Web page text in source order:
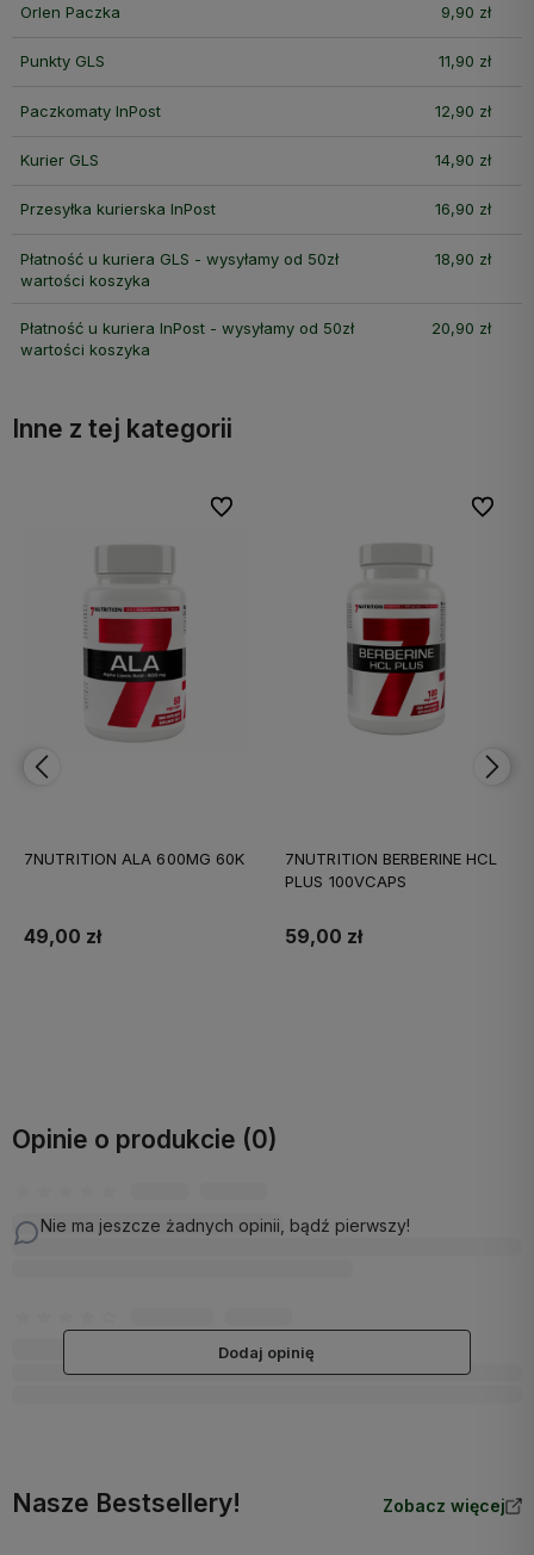
Orlen Paczka 9,90 zł
Punkty GLS 11,90 zł
Paczkomaty InPost 12,90 zł
Kurier GLS 14,90 zł
Przesyłka kurierska InPost 16,90 zł
Płatność u kuriera GLS - wysyłamy od 50zł
wartości koszyka
18,90 zł
Płatność u kuriera InPost - wysyłamy od 50zł
wartości koszyka
20,90 zł
Inne z tej kategorii
7NUTRITION ALA 600MG 60K
49,00 zł
Do ulubionych
Do ulubionych
7NUTRITION BERBERINE HCL
PLUS 100VCAPS
59,00 zł
Do
Do
Opinie o produkcie (0)
Nie ma jeszcze żadnych opinii, bądź pierwszy!
Dodaj opinię
Nasze Bestsellery! Zobacz więcej